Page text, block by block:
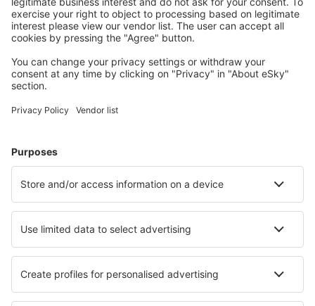
Cazarea preferată
Alege din peste 1,3 mil. de opţiuni: hoteluri, cabane,
Cele mai căutate hoteluri de către utilizatorii eSky
Hoteluri în Palermo
Hoteluri în Florenţa Hoteluri în Napoli
Hoteluri în Castellammare di Stabia
Hoteluri în Porto Recanati Hoteluri în Sciacca